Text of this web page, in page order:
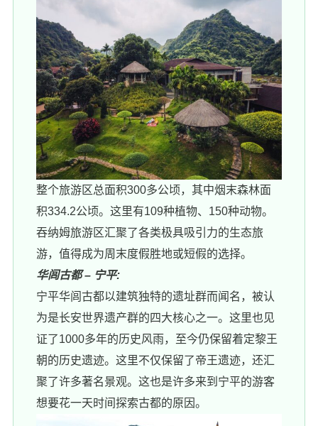
整个旅游区总面积300多公顷，其中烟末森林面
积334.2公顷。这里有109种植物、150种动物。
吞纳姆旅游区汇聚了各类极具吸引力的生态旅
游，值得成为周末度假胜地或短假的选择。
华闾古都 – 宁平:
宁平华闾古都以建筑独特的遗址群而闻名，被认
为是长安世界遗产群的四大核心之一。这里也见
证了1000多年的历史风雨，至今仍保留着定黎王
朝的历史遗迹。这里不仅保留了帝王遗迹，还汇
聚了许多著名景观。这也是许多来到宁平的游客
想要花一天时间探索古都的原因。